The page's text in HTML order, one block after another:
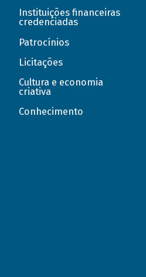
Instituições financeiras
credenciadas
Patrocínios
Licitações
Cultura e economia
criativa
Conhecimento